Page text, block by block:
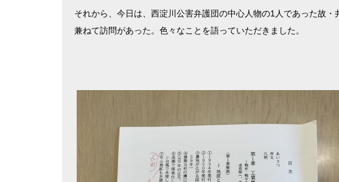
それから、今日は、西淀川公害弁護団の中心人物の1人であった故
兼ねて訪問があった。色々なことを語っていただきました。